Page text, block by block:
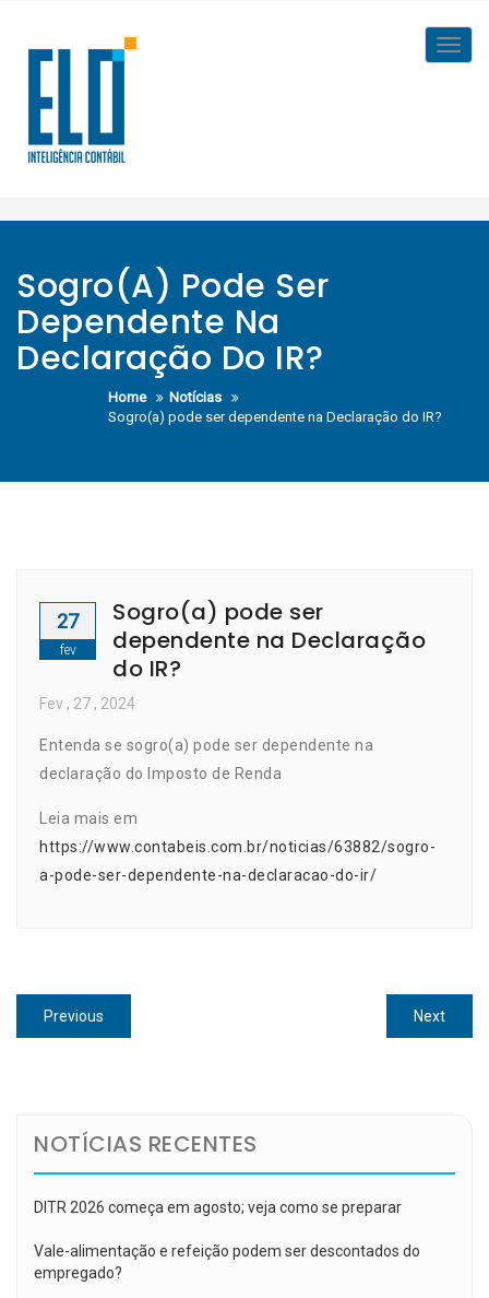
content
Sogro(a) Pode Ser
Dependente Na
Declaração Do IR?
Home
Notícias
Sogro(a) pode ser dependente na Declaração do IR?
27
fev
Sogro(a) pode ser
dependente na Declaração
do IR?
Fev , 27 , 2024
Entenda se sogro(a) pode ser dependente na
declaração do Imposto de Renda
Leia mais em
https://www.contabeis.com.br/noticias/63882/sogro-
a-pode-ser-dependente-na-declaracao-do-ir/
Navegação
de
Previous
post:
NextNext
post:
NOTÍCIAS RECENTES
DITR 2026 começa em agosto; veja como se preparar
Vale-alimentação e refeição podem ser descontados do
empregado?